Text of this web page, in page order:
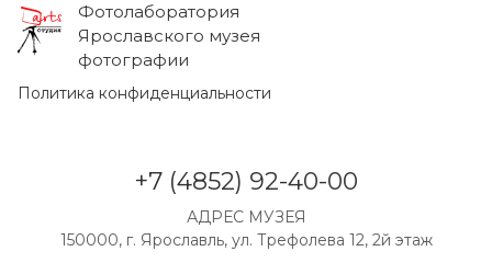
Фотолаборатория
Ярославского музея
фотографии
Политика конфиденциальности
+7 (4852) 92-40-00
АДРЕС МУЗЕЯ
150000, г. Ярославль, ул. Трефолева 12, 2й этаж